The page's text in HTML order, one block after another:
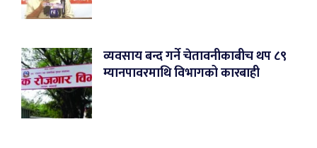
व्यवसाय बन्द गर्ने चेतावनीकाबीच थप ८९
म्यानपावरमाथि विभागको कारबाही